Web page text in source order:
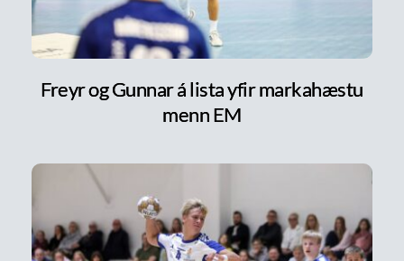
Freyr og Gunnar á lista yfir markahæstu
menn EM